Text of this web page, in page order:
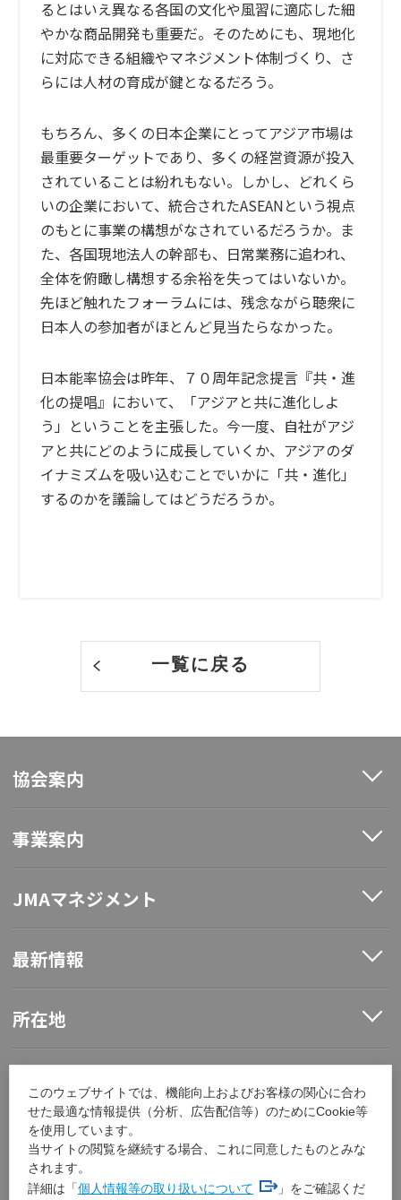
このウェブサイトでは、機能向上およびお客様の関心に合わ
せた最適な情報提供（分析、広告配信等）のためにCookie等
を使用しています。
当サイトの閲覧を継続する場合、これに同意したものとみな
されます。
詳細は「個人情報等の取り扱いについて 」をご確認くだ
るとはいえ異なる各国の文化や風習に適応した細
やかな商品開発も重要だ。そのためにも、現地化
に対応できる組織やマネジメント体制づくり、さ
らには人材の育成が鍵となるだろう。
もちろん、多くの日本企業にとってアジア市場は
最重要ターゲットであり、多くの経営資源が投入
されていることは紛れもない。しかし、どれくら
いの企業において、統合されたASEANという視点
のもとに事業の構想がなされているだろうか。ま
た、各国現地法人の幹部も、日常業務に追われ、
全体を俯瞰し構想する余裕を失ってはいないか。
先ほど触れたフォーラムには、残念ながら聴衆に
日本人の参加者がほとんど見当たらなかった。
日本能率協会は昨年、７０周年記念提言『共・進
化の提唱』において、「アジアと共に進化しよ
う」ということを主張した。今一度、自社がアジ
アと共にどのように成長していくか、アジアのダ
イナミズムを吸い込むことでいかに「共・進化」
するのかを議論してはどうだろうか。
一覧に戻る
協会案内
事業案内
JMAマネジメント
最新情報
所在地
採用情報